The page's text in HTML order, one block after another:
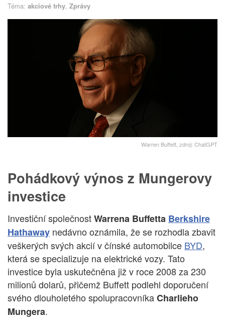
Téma: akciové trhy, Zprávy
Warren Buffett, zdroj: ChatGPT
Pohádkový výnos z Mungerovy
investice
Investiční společnostWarrena Buffetta Berkshire
Hathaway nedávno oznámila, že se rozhodla zbavit
veškerých svých akcií v čínské automobilce BYD,
která se specializuje na elektrické vozy. Tato
investice byla uskutečněna již v roce 2008 za 230
milionů dolarů, přičemž Buffett podlehl doporučení
svého dlouholetého spolupracovníkaCharlieho
Mungera.